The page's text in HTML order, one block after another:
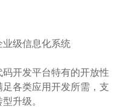
级信息化系统
开发平台特有的开放性
各类应用开发所需，支
升级。